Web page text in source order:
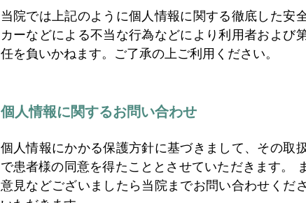
当院では上記のように個人情報に関する徹底した安
カーなどによる不当な行為などにより利用者および
任を負いかねます。ご了承の上ご利用ください。
個人情報に関するお問い合わせ
個人情報にかかる保護方針に基づきまして、その取
で患者様の同意を得たこととさせていただきます。
意見などございましたら当院までお問い合わせくだ